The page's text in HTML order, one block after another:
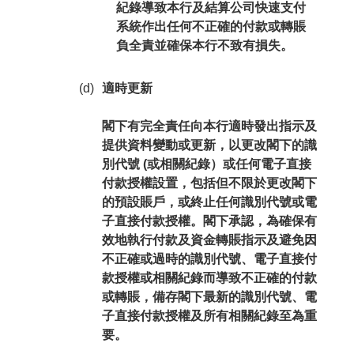
紀錄導致本行及結算公司快速支付
系統作出任何不正確的付款或轉賬
負全責並確保本行不致有損失。
(d) 適時更新
閣下有完全責任向本行適時發出指示及
提供資料變動或更新，以更改閣下的識
別代號 (或相關紀錄）或任何電子直接
付款授權設置，包括但不限於更改閣下
的預設賬戶，或終止任何識別代號或電
子直接付款授權。閣下承認，為確保有
效地執行付款及資金轉賬指示及避免因
不正確或過時的識別代號、電子直接付
款授權或相關紀錄而導致不正確的付款
或轉賬，備存閣下最新的識別代號、電
子直接付款授權及所有相關紀錄至為重
要。